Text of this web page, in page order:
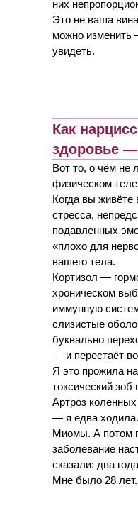
них
Это не ваша
можно изменить
увидеть.
Как
здоровье
Вот то, о чём не
физическом
Когда вы живёте
стресса,
подавленных
«плохо для
вашего тела.
Кортизол —
хроническом
иммунную
слизистые
буквально
— и перестаёт
Я это прожила
токсический
Артроз
— я едва
Миомы. А потом
заболевание
сказали: два
Мне было 28 лет.